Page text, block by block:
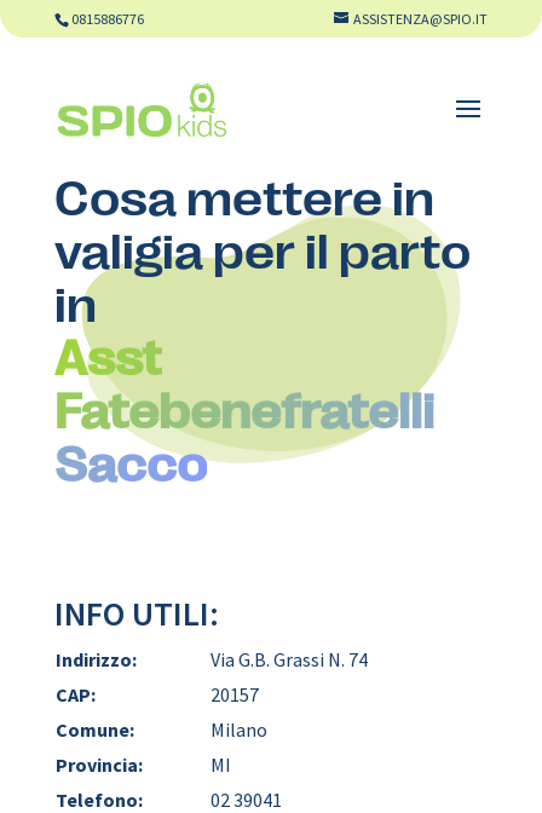
0815886776 ASSISTENZA@SPIO.IT
Cosa mettere in
valigia per il parto
in
Asst
Fatebenefratelli
Sacco
INFO UTILI:
Indirizzo:
Via G.B. Grassi N. 74
CAP:
20157
Comune:
Milano
Provincia:
MI
Telefono:
02 39041